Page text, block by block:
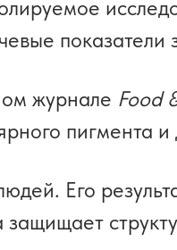
показатели
журнале Food
пигмента
Его